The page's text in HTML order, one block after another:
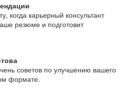
когда карьерный консультант
резюме и подготовит
советов по улучшению вашего
формате.